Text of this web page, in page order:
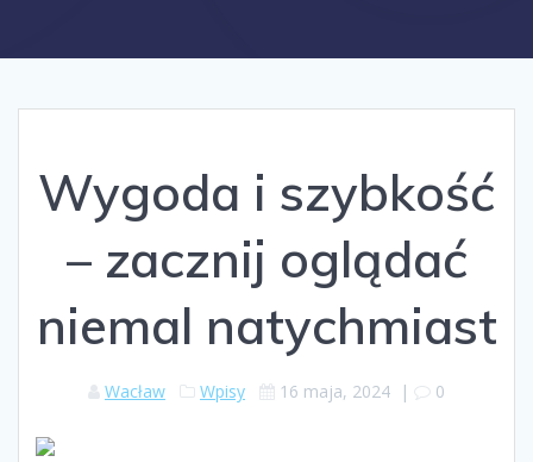
Wygoda i szybkość
– zacznij oglądać
niemal natychmiast
Wacław Wpisy 16 maja, 2024 | 0